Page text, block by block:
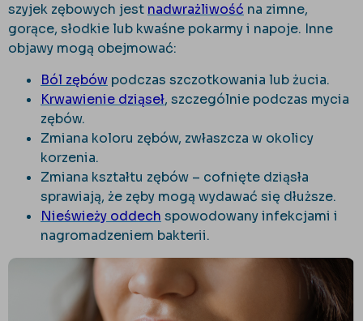
szyjek zębowych jest nadwrażliwość na zimne,
gorące, słodkie lub kwaśne pokarmy i napoje. Inne
objawy mogą obejmować:
Ból zębów podczas szczotkowania lub żucia.
Krwawienie dziąseł, szczególnie podczas mycia
zębów.
Zmiana koloru zębów, zwłaszcza w okolicy
korzenia.
Zmiana kształtu zębów – cofnięte dziąsła
sprawiają, że zęby mogą wydawać się dłuższe.
Nieświeży oddech spowodowany infekcjami i
nagromadzeniem bakterii.